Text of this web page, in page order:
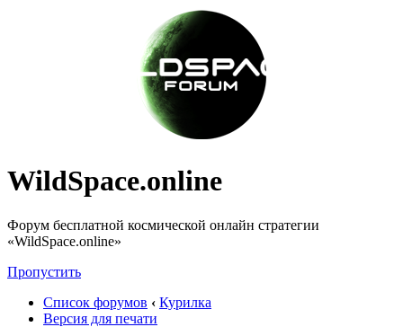
WildSpace.online
Форум бесплатной космической онлайн стратегии
«WildSpace.online»
Пропустить
Список форумов ‹ Курилка
Версия для печати